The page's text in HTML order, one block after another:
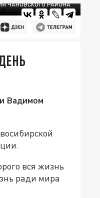
ЧАНОВСКОГО РАЙОНА
Вадимом
вся жизнь
ради мира